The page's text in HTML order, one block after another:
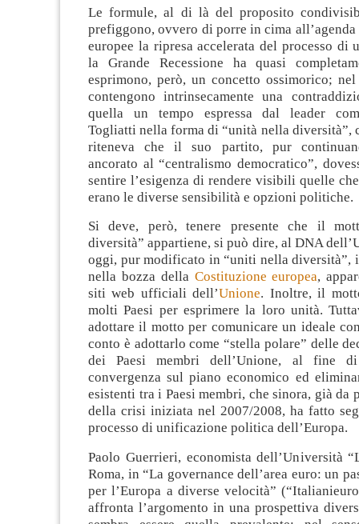
Le formule, al di là del proposito
prefiggono, ovvero di porre in cima
europee la ripresa accelerata del processo di
la Grande Recessione ha quasi
esprimono, però, un concetto ossimorico; nel
contengono intrinsecamente una
quella un tempo espressa dal leader
Togliatti nella forma di “unità nella diversità”,
riteneva che il suo partito, pur
ancorato al “centralismo democratico”,
sentire l’esigenza di rendere visibili quelle
erano le diverse sensibilità e opzioni politiche.
Si deve, però, tenere presente che il
diversità” appartiene, si può dire, al DNA
oggi, pur modificato in “uniti nella diversità”,
nella bozza della Costituzione europea,
siti web ufficiali dell’Unione. Inoltre, il
molti Paesi per esprimere la loro unità.
adottare il motto per comunicare un ideale
conto è adottarlo come “stella polare” delle
dei Paesi membri dell’Unione, al fine
convergenza sul piano economico ed
esistenti tra i Paesi membri, che sinora, già da
della crisi iniziata nel 2007/2008, ha fatto
processo di unificazione politica dell’Europa.
Paolo Guerrieri, economista dell’Università
Roma, in “La governance dell’area euro: un
per l’Europa a diverse velocità”
affronta l’argomento in una prospettiva